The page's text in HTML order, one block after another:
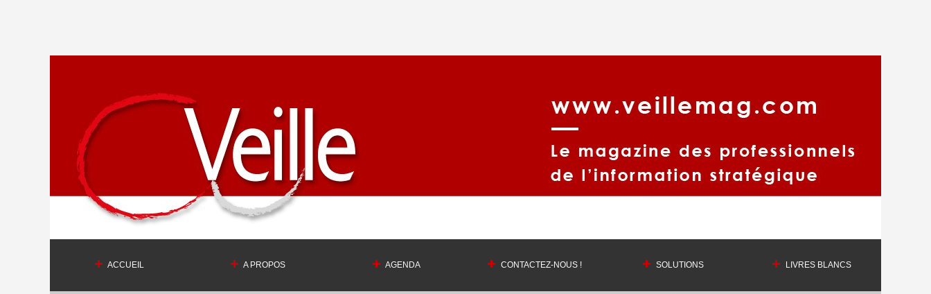
ACCUEIL A PROPOS AGENDA CONTACTEZ-NOUS ! SOLUTIONS LIVRES BLANCS